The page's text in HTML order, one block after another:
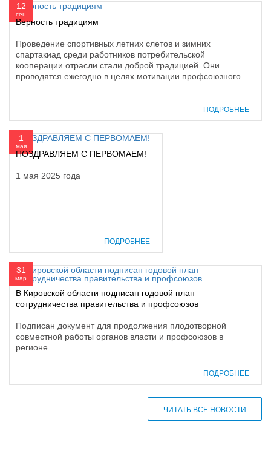
12
сен
Верность традициям
Проведение спортивных летних слетов и зимних
спартакиад среди работников потребительской
кооперации отрасли стали доброй традицией. Они
проводятся ежегодно в целях мотивации профсоюзного
ПОДРОБНЕЕ
1
мая
ПОЗДРАВЛЯЕМ С ПЕРВОМАЕМ!
1 мая 2025 года
ПОДРОБНЕЕ
31
мар
В Кировской области подписан годовой план
сотрудничества правительства и профсоюзов
Подписан документ для продолжения плодотворной
совместной работы органов власти и профсоюзов в
регионе
ПОДРОБНЕЕ
ЧИТАТЬ ВСЕ НОВОСТИ